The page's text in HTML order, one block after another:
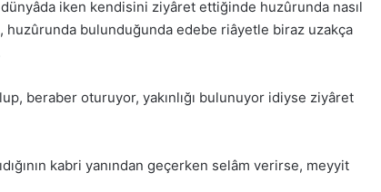
iken kendisini ziyâret ettiğinde huzûrunda nasıl
huzûrunda bulunduğunda edebe riâyetle biraz uzakça
beraber oturuyor, yakınlığı bulunuyor idiyse ziyâret
kabri yanından geçerken selâm verirse, meyyit